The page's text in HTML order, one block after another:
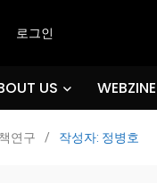
로그인
US
연구 / 작성자: 정병호